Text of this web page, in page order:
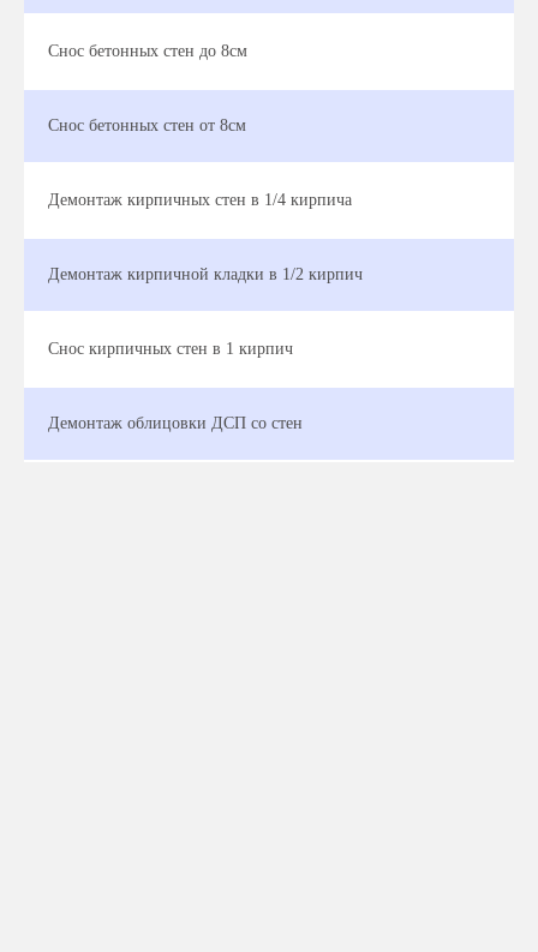
Снос бетонных стен до 8см
Снос бетонных стен от 8см
Демонтаж кирпичных стен в 1/4 кирпича
Демонтаж кирпичной кладки в 1/2 кирпич
Снос кирпичных стен в 1 кирпич
Демонтаж облицовки ДСП со стен